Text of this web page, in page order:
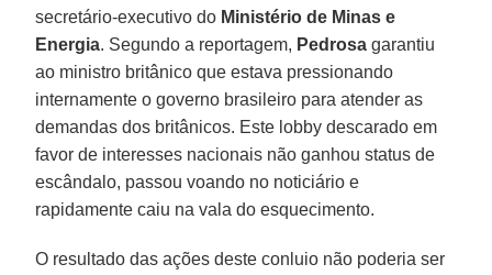
secretário-executivo do Ministério de Minas e
Energia. Segundo a reportagem, Pedrosa garantiu
ao ministro britânico que estava pressionando
internamente o governo brasileiro para atender as
demandas dos britânicos. Este lobby descarado em
favor de interesses nacionais não ganhou status de
escândalo, passou voando no noticiário e
rapidamente caiu na vala do esquecimento.
O resultado das ações deste conluio não poderia ser